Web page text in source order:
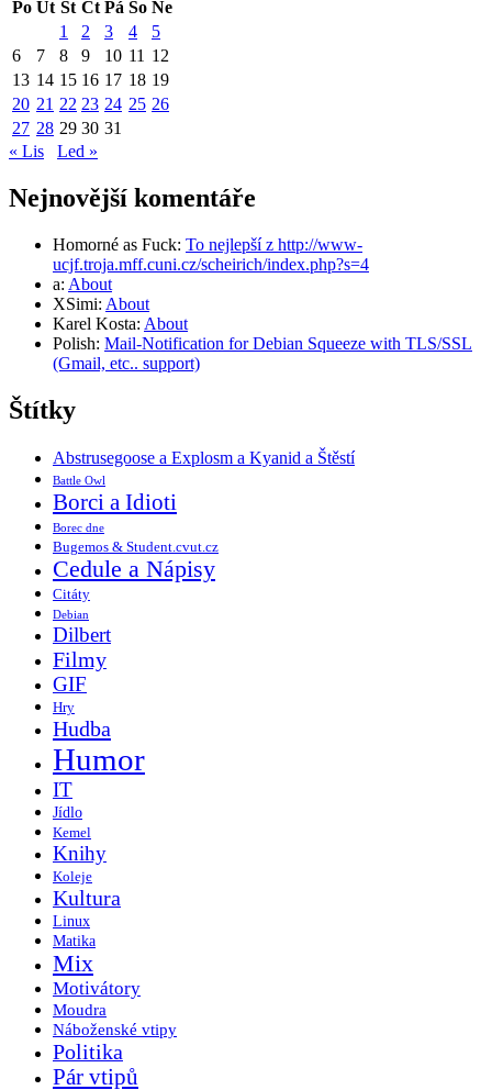
Po Út St Čt Pá So Ne
1
2 3 4
5
6
7 8 9 10 11 12
13 14 15 16 17 18 19
20 21 22 23 24 25 26
27 28 29 30 31
« Lis
Led »
Nejnovější komentáře
Homorné as Fuck: To nejlepší z http://www-
ucjf.troja.mff.cuni.cz/scheirich/index.php?s=4
a: About
XSimi: About
Karel Kosta: About
Polish: Mail-Notification for Debian Squeeze with TLS/SSL
(Gmail, etc.. support)
Štítky
Abstrusegoose a Explosm a Kyanid a Štěstí
Battle Owl
Borci a Idioti
Borec dne
Bugemos & Student.cvut.cz
Cedule a Nápisy
Citáty
Debian
Dilbert
Filmy
GIF
Hry
Hudba
Humor
IT
Jídlo
Kemel
Knihy
Koleje
Kultura
Linux
Matika
Mix
Motivátory
Moudra
Náboženské vtipy
Politika
Pár vtipů